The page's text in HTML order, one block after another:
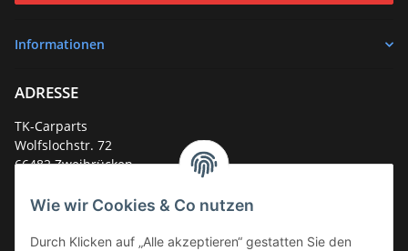
Wie wir Cookies & Co nutzen
Durch Klicken auf „Alle akzeptieren“ gestatten Sie den
Informationen
ADRESSE
TK-Carparts
Wolfslochstr. 72
66482 Zweibrücken
Service-Hotline +49 (0)6332 - 48 58 48
E-Mail:mail@tk-carparts.de